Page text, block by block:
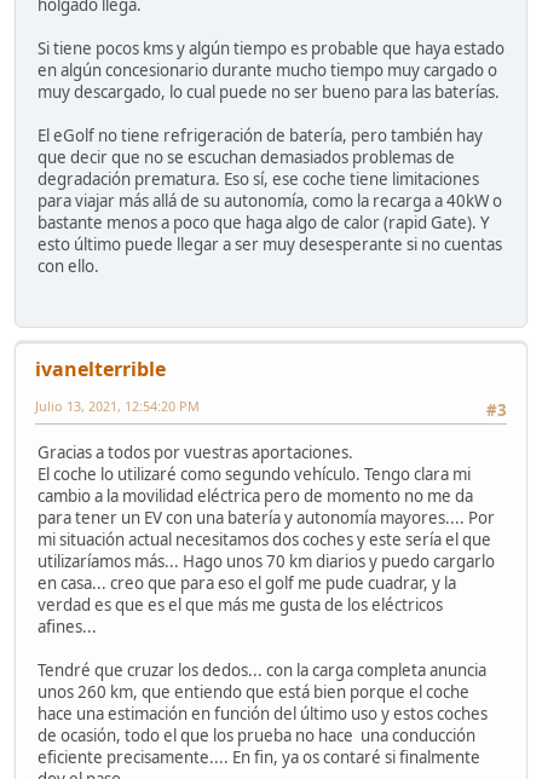
holgado llega.
Si tiene pocos kms y algún tiempo es probable que haya estado
en algún concesionario durante mucho tiempo muy cargado o
muy descargado, lo cual puede no ser bueno para las baterías.
El eGolf no tiene refrigeración de batería, pero también hay
que decir que no se escuchan demasiados problemas de
degradación prematura. Eso sí, ese coche tiene limitaciones
para viajar más allá de su autonomía, como la recarga a 40kW o
bastante menos a poco que haga algo de calor (rapid Gate). Y
esto último puede llegar a ser muy desesperante si no cuentas
con ello.
ivanelterrible
#3
Julio 13, 2021, 12:54:20 PM
Gracias a todos por vuestras aportaciones.
El coche lo utilizaré como segundo vehículo. Tengo clara mi
cambio a la movilidad eléctrica pero de momento no me da
para tener un EV con una batería y autonomía mayores.... Por
mi situación actual necesitamos dos coches y este sería el que
utilizaríamos más... Hago unos 70 km diarios y puedo cargarlo
en casa... creo que para eso el golf me pude cuadrar, y la
verdad es que es el que más me gusta de los eléctricos
afines...
Tendré que cruzar los dedos... con la carga completa anuncia
unos 260 km, que entiendo que está bien porque el coche
hace una estimación en función del último uso y estos coches
de ocasión, todo el que los prueba no hace una conducción
eficiente precisamente.... En fin, ya os contaré si finalmente